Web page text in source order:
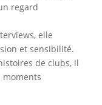
regard
elle
et sensibilité.
de clubs, il
moments